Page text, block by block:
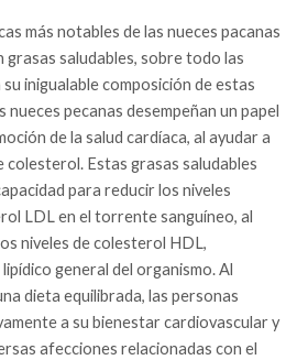
más notables de las nueces pacanas
grasas saludables, sobre todo las
inigualable composición de estas
nueces pecanas desempeñan un papel
de la salud cardíaca, al ayudar a
colesterol. Estas grasas saludables
para reducir los niveles
LDL en el torrente sanguíneo, al
niveles de colesterol HDL,
general del organismo. Al
dieta equilibrada, las personas
a su bienestar cardiovascular y
afecciones relacionadas con el